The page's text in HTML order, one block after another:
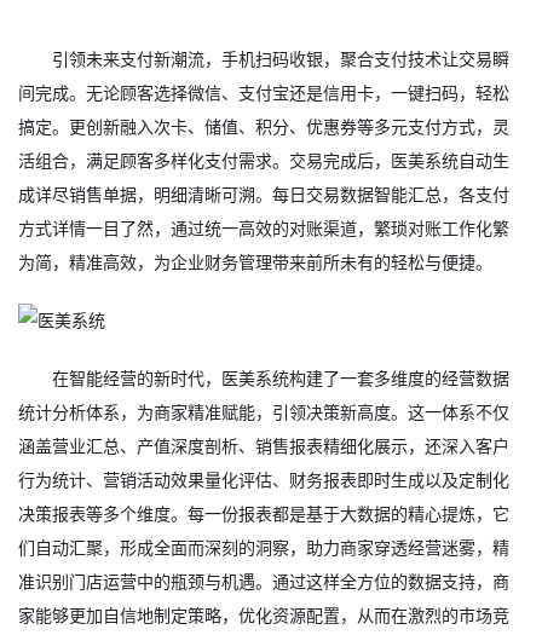
引领未来支付新潮流，手机扫码收银，聚合支付技术让交易瞬
间完成。无论顾客选择微信、支付宝还是信用卡，一键扫码，轻松
搞定。更创新融入次卡、储值、积分、优惠券等多元支付方式，灵
活组合，满足顾客多样化支付需求。交易完成后，医美系统自动生
成详尽销售单据，明细清晰可溯。每日交易数据智能汇总，各支付
方式详情一目了然，通过统一高效的对账渠道，繁琐对账工作化繁
为简，精准高效，为企业财务管理带来前所未有的轻松与便捷。
在智能经营的新时代，医美系统构建了一套多维度的经营数据
统计分析体系，为商家精准赋能，引领决策新高度。这一体系不仅
涵盖营业汇总、产值深度剖析、销售报表精细化展示，还深入客户
行为统计、营销活动效果量化评估、财务报表即时生成以及定制化
决策报表等多个维度。每一份报表都是基于大数据的精心提炼，它
们自动汇聚，形成全面而深刻的洞察，助力商家穿透经营迷雾，精
准识别门店运营中的瓶颈与机遇。通过这样全方位的数据支持，商
家能够更加自信地制定策略，优化资源配置，从而在激烈的市场竞